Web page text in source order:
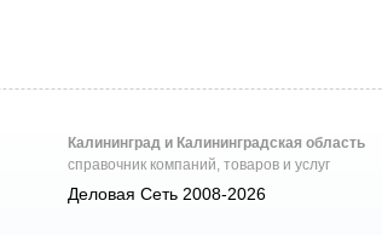
Калининград и Калининградская область
справочник компаний, товаров и услуг
Деловая Сеть 2008-2026